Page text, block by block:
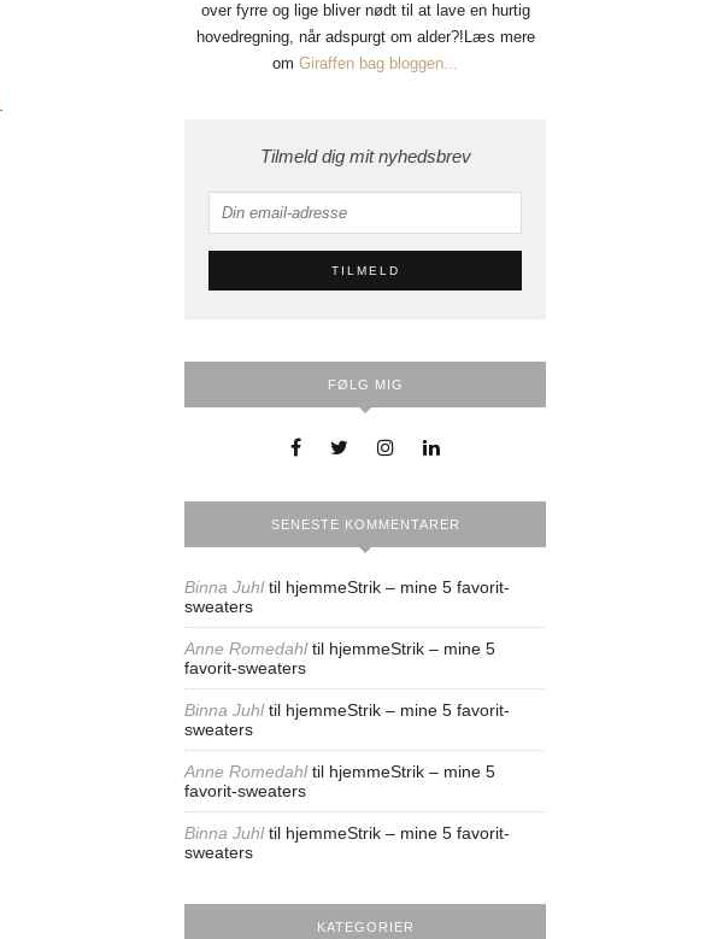
over fyrre og lige bliver nødt til at lave en hurtig
hovedregning, når adspurgt om alder?!Læs mere
om Giraffen bag bloggen...
Tilmeld dig mit nyhedsbrev
FØLG MIG
SENESTE KOMMENTARER
Binna Juhltil hjemmeStrik – mine 5 favorit-
sweaters
Anne Romedahltil hjemmeStrik – mine 5
favorit-sweaters
Binna Juhltil hjemmeStrik – mine 5 favorit-
sweaters
Anne Romedahltil hjemmeStrik – mine 5
favorit-sweaters
Binna Juhltil hjemmeStrik – mine 5 favorit-
sweaters
KATEGORIER